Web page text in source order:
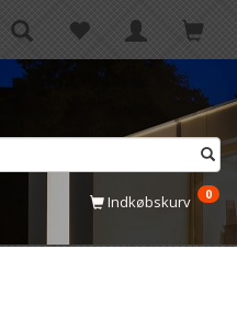
Indkøbskurv 0